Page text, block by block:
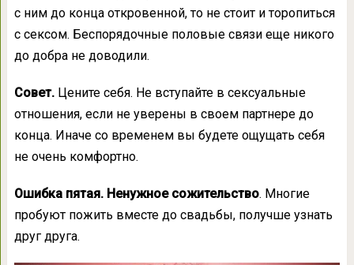
с ним до конца откровенной, то не стоит и торопиться
с сексом. Беспорядочные половые связи еще никого
до добра не доводили.
Совет. Цените себя. Не вступайте в сексуальные
отношения, если не уверены в своем партнере до
конца. Иначе со временем вы будете ощущать себя
не очень комфортно.
Ошибка пятая. Ненужное сожительство. Многие
пробуют пожить вместе до свадьбы, получше узнать
друг друга.